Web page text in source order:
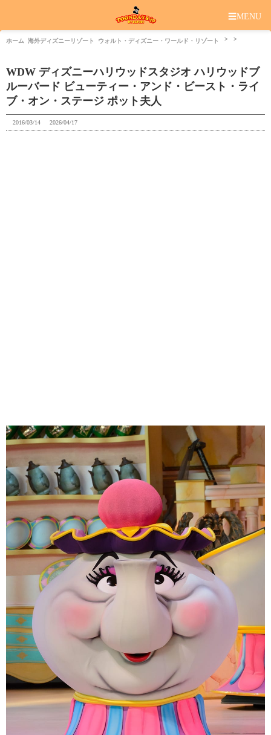
☰MENU
ホーム 海外ディズニーリゾート ウォルト・ディズニー・ワールド・リゾート
WDW ディズニーハリウッドスタジオ ハリウッドブ
ルーバード ビューティー・アンド・ビースト・ライ
ブ・オン・ステージ ポット夫人
2016/03/14 2026/04/17